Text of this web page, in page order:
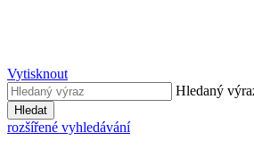
Vytisknout
Hledaný
Hledat
rozšířené vyhledávání